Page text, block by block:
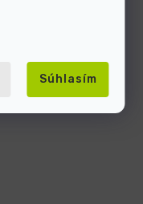
Súhlasím